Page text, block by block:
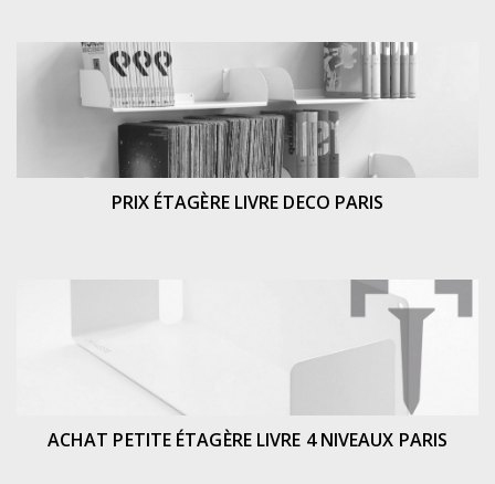
PRIX ÉTAGÈRE LIVRE DECO PARIS
ACHAT PETITE ÉTAGÈRE LIVRE 4 NIVEAUX PARIS